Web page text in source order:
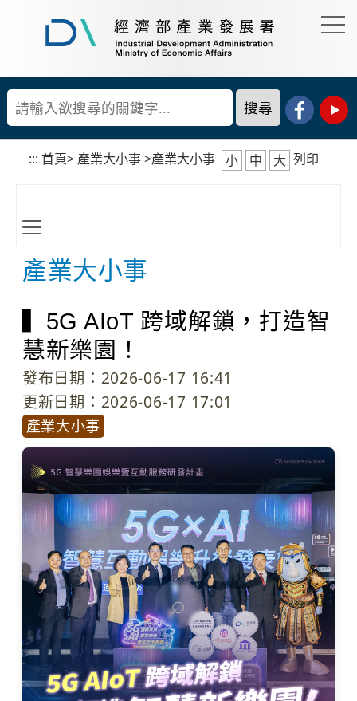
到
主
要
內
容
塊
濟
部
業
發
展
署
::: 首頁> 產業大小事>產業大小事 小 中 大 列印
產業大小事
▍5G AIoT 跨域解鎖，打造智
慧新樂園！
發布日期：2026-06-17 16:41
更新日期：2026-06-17 17:01
產業大小事
⌕